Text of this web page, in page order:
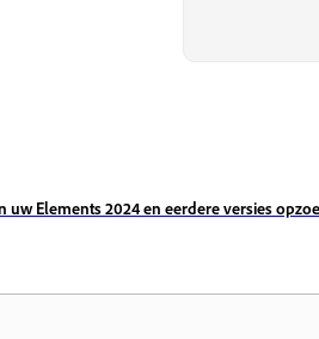
uw Elements 2024 en eerdere versies